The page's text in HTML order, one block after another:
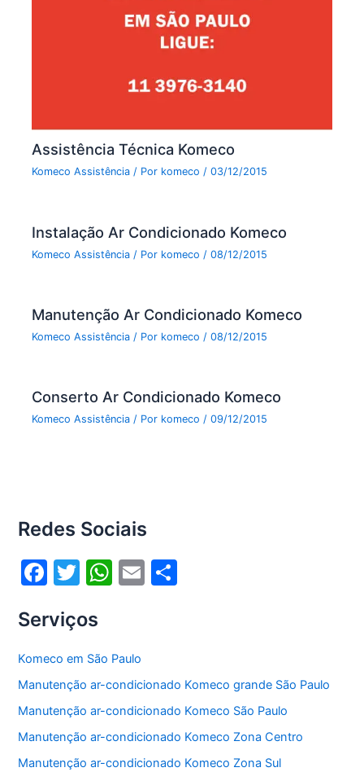
Assistência Técnica Komeco
Komeco Assistência / Por komeco/03/12/2015
Instalação Ar Condicionado Komeco
Komeco Assistência / Por komeco /08/12/2015
Manutenção Ar Condicionado Komeco
Komeco Assistência / Por komeco /08/12/2015
Conserto Ar Condicionado Komeco
Komeco Assistência / Por komeco/09/12/2015
Redes Sociais
F
c
e
b
o
o
k
T
itt
er
W
s
A
p
p
E
Serviços
Komeco em São Paulo
Manutenção ar-condicionado Komeco grande São Paulo
Manutenção ar-condicionado Komeco São Paulo
Manutenção ar-condicionado Komeco Zona Centro
Manutenção ar-condicionado Komeco Zona Sul